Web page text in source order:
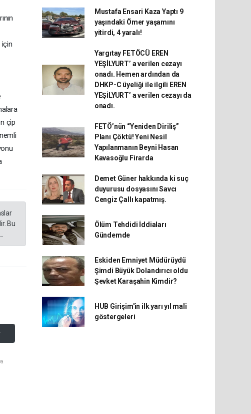
için
çip
Bu
Mustafa Ensari Kaza Yaptı 9
yaşındaki Ömer yaşamını
yitirdi, 4 yaralı!
Yargıtay FETÖCÜ EREN
YEŞİLYURT’ a verilen cezayı
onadı. Hemen ardından da
DHKP-C üyeliği ile ilgili EREN
YEŞİLYURT’ a verilen cezayı da
onadı.
FETÖ’nün “Yeniden Diriliş”
Planı Çöktü! Yeni Nesil
Yapılanmanın Beyni Hasan
Kavasoğlu Firarda
Demet Güner hakkında ki suç
duyurusu dosyasını Savcı
Cengiz Çallı kapatmış.
Ölüm Tehdidi İddiaları
Gündemde
Eskiden Emniyet Müdürüydü
Şimdi Büyük Dolandırıcı oldu
Şevket Karaşahin Kimdir?
HUB Girişim'in ilk yarı yıl mali
göstergeleri